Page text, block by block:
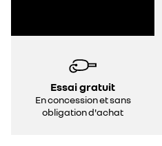
Essai gratuit
En concession et sans
obligation d'achat